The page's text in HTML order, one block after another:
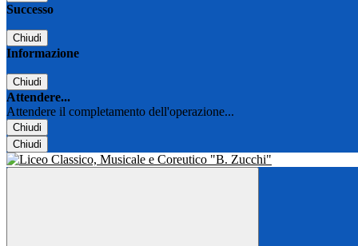
Successo
Chiudi
Informazione
Chiudi
Attendere...
Attendere il completamento dell'operazione...
Chiudi
Chiudi